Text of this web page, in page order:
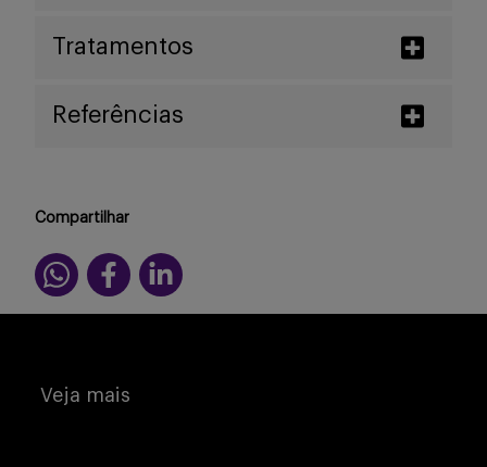
Tratamentos
Referências
Compartilhar
Veja mais